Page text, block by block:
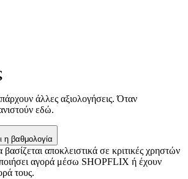
και ανάλυσης.
άλλες αξιολογήσεις. Όταν
εδώ.
η βαθμολογία
αποκλειστικά σε κριτικές χρηστών
αγορά μέσω SHOPFLIX ή έχουν
τους.